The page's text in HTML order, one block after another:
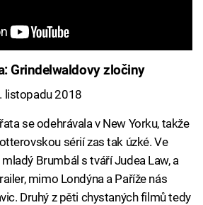
Grindelwaldovy zločiny
listopadu 2018
se odehrávala v New Yorku, takže
sérií zas tak úzké. Ve
Brumbál s tváří Judea Law, a
mimo Londýna a Paříže nás
Druhý z pěti chystaných filmů tedy